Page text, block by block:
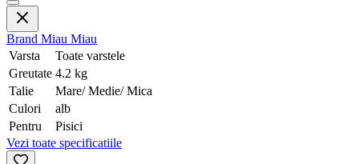
Brand Miau Miau
Varsta
Toate varstele
Greutate 4.2 kg
Talie
Mare/ Medie/ Mica
Culori
alb
Pentru
Pisici
Vezi toate specificatiile